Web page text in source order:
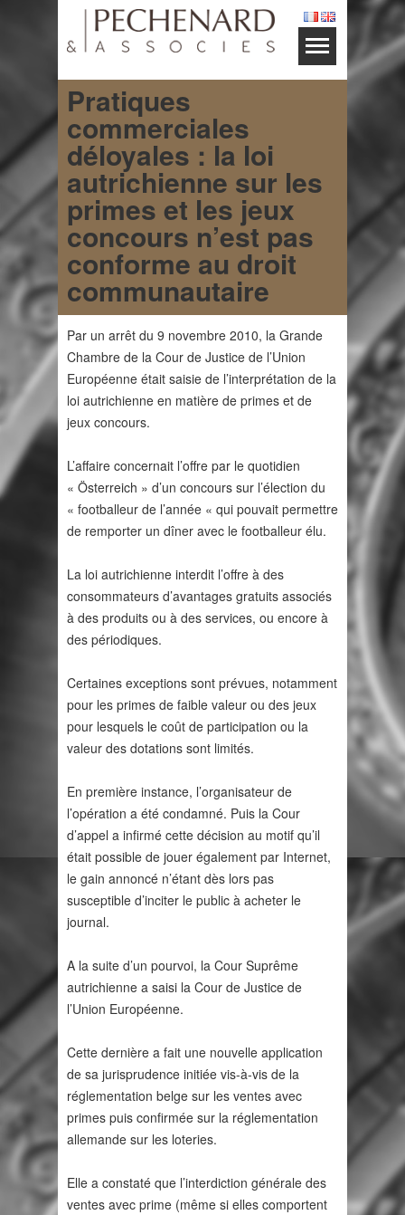
Pratiques
commerciales
déloyales : la loi
autrichienne sur les
primes et les jeux
concours n’est pas
conforme au droit
communautaire
Par un arrêt du 9 novembre 2010, la Grande
Chambre de la Cour de Justice de l’Union
Européenne était saisie de l’interprétation de la
loi autrichienne en matière de primes et de
jeux concours.
L’affaire concernait l’offre par le quotidien
« Österreich » d’un concours sur l’élection du
« footballeur de l’année « qui pouvait permettre
de remporter un dîner avec le footballeur élu.
La loi autrichienne interdit l’offre à des
consommateurs d’avantages gratuits associés
à des produits ou à des services, ou encore à
des périodiques.
Certaines exceptions sont prévues, notamment
pour les primes de faible valeur ou des jeux
pour lesquels le coût de participation ou la
valeur des dotations sont limités.
En première instance, l’organisateur de
l’opération a été condamné. Puis la Cour
d’appel a infirmé cette décision au motif qu’il
était possible de jouer également par Internet,
le gain annoncé n’étant dès lors pas
susceptible d’inciter le public à acheter le
journal.
A la suite d’un pourvoi, la Cour Suprême
autrichienne a saisi la Cour de Justice de
l’Union Européenne.
Cette dernière a fait une nouvelle application
de sa jurisprudence initiée vis-à-vis de la
réglementation belge sur les ventes avec
primes puis confirmée sur la réglementation
allemande sur les loteries.
Elle a constaté que l’interdiction générale des
ventes avec prime (même si elles comportent